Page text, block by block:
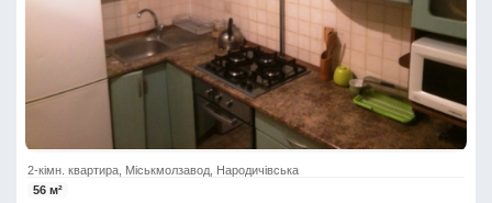
2-кімн. квартира, Міськмолзавод, Народичівська
56 м²